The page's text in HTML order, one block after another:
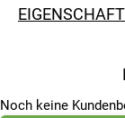
Noch keine